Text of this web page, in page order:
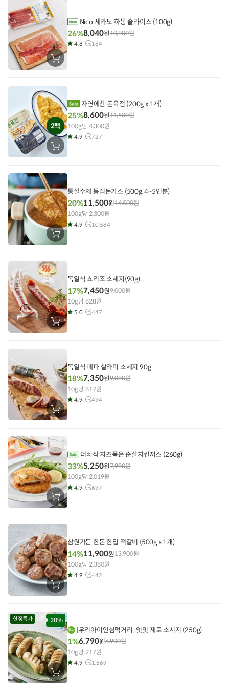
장
바
에
담
기
Nico 세라노 하몽 슬라이스 (100g)
26%8,040원10,900원
4.8 184
2팩
장
바
에
담
기
자연에찬 돈육전 (200g x 1개)
25%8,600원11,500원
100g당 4,300원
4.9 727
장
바
에
담
기
통살수제 등심돈가스 (500g, 4~5인분)
20%11,500원14,500원
100g당 2,300원
4.9 10,584
장
바
독일식 쵸리조 소세지(90g)
17%7,450원9,000원
10g당 828원
5.0 447
장
바
에
담
기
독일식 페파 살라미 소세지 90g
18%7,350원9,000원
10g당 817원
4.9 494
장
바
에
담
기
더빠삭 치즈품은 순살치킨까스 (260g)
33%5,250원7,900원
100g당 2,019원
4.9 697
장
바
에
담
기
삼원가든 한돈 한입 떡갈비 (500g x 1개)
14%11,900원13,900원
100g당 2,380원
4.9 442
20%
한정특가
장
바
[우리아이안심먹거리] 잇밋 제로 소시지 (250g)
1%6,790원6,900원
10g당 217원
4.9 1,569